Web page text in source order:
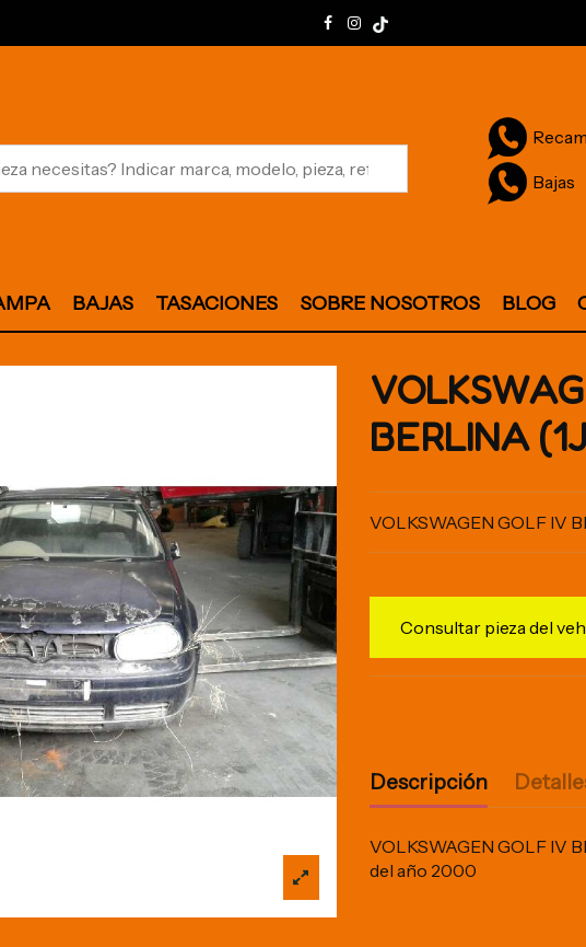
Bajas
BAJAS TASACIONES SOBRE NOSOTROS BLOG
BERLINA
VOLKSWAGEN GOLF IV
Consultar pieza del
Descripción
VOLKSWAGEN GOLF IV
del año 2000